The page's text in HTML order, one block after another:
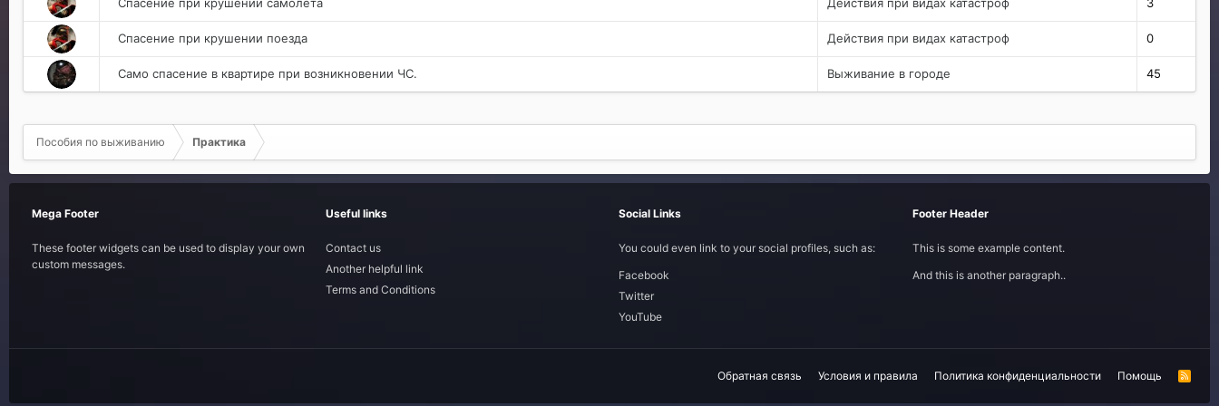
Спасение при крушении поезда Действия при видах катастроф 0
Само спасение в квартире при возникновении ЧС. Выживание в городе 45
Пособия по выживанию Практика
Mega Footer
These footer widgets can be used to display your own
custom messages.
Useful links
Contact us
Another helpful link
Terms and Conditions
Social Links
You could even link to your social profiles, such as:
Facebook
Twitter
YouTube
Footer Header
This is some example content.
And this is another paragraph..
Обратная связь Условия и правила Политика конфиденциальности Помощь
R